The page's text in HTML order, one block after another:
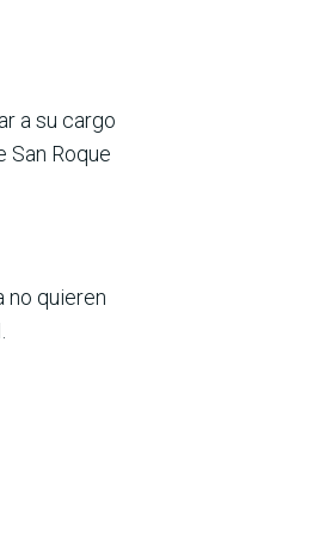
a su cargo
San Roque
no quieren